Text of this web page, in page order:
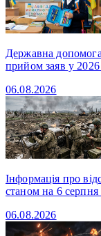
Державна
прийом заяв у 2026
06.08.2026
Інформація про
станом на 6
06.08.2026